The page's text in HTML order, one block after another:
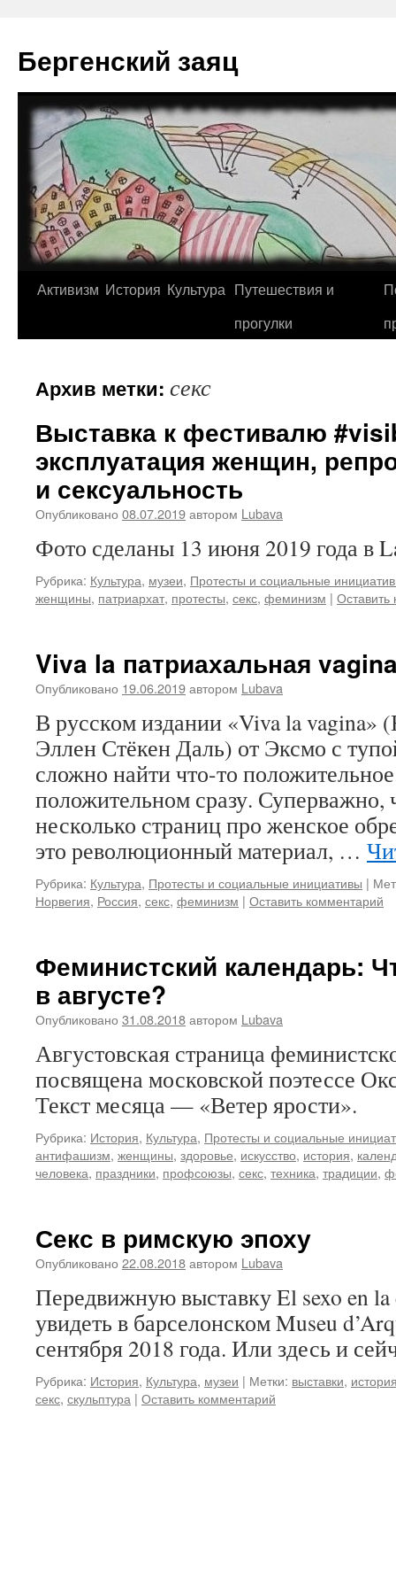
содержимому
Бергенский заяц
Активизм История Культура Путешествия и
прогулки
Архив метки: секс
Выставка к фестивалю
эксплуатация женщин,
и сексуальность
Опубликовано 08.07.2019автором Lubava
Фото сделаны 13 июня 2019 года в
Рубрика: Культура, музеи, Протесты и социальные
женщины, патриархат, протесты, секс, феминизм |
Viva la патриахальная
Опубликовано 19.06.2019автором Lubava
В русском издании «Viva la vagina»
Эллен Стёкен Даль) от Эксмо с
сложно найти что-то
положительном сразу. Суперважно,
несколько страниц про женское
это революционный материал, …
Рубрика: Культура, Протесты и социальные инициативы |
Норвегия, Россия, секс, феминизм | Оставить комментарий
Феминистский календарь:
в августе?
Опубликовано 31.08.2018автором Lubava
Августовская страница
посвящена московской поэтессе
Текст месяца — «Ветер ярости».
Рубрика: История, Культура, Протесты и социальные
антифашизм, женщины, здоровье, искусство, история,
человека, праздники, профсоюзы, секс, техника, традиции,
Секс в римскую эпоху
Опубликовано 22.08.2018автором Lubava
Передвижную выставку El sexo en
увидеть в барселонском Museu
сентября 2018 года. Или здесь и
Рубрика: История, Культура, музеи | Метки: выставки,
секс, скульптура | Оставить комментарий